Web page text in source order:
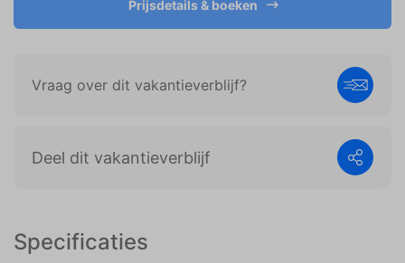
Specificaties
Prijsdetails & boeken
Vraag over dit vakantieverblijf?
Deel dit vakantieverblijf
weergeven die zijn afgestemd op en relevant zijn